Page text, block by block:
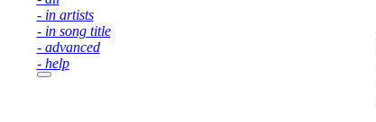
- in artists
- in song title
- advanced
- help